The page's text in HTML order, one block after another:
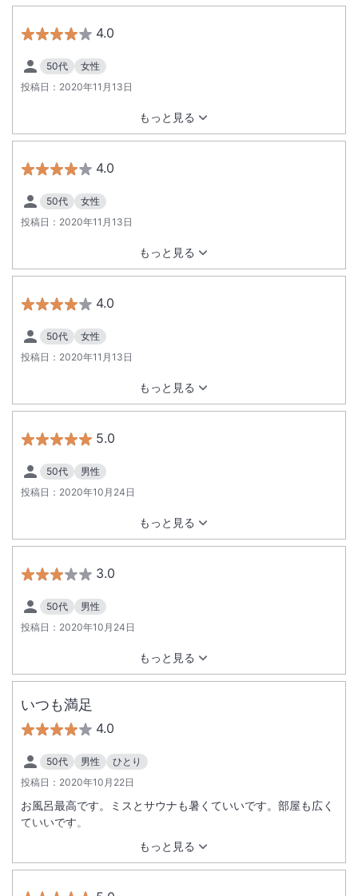
4.0
50代
女性
投稿日： 2020年11月13日
もっと見る
4.0
50代
女性
投稿日： 2020年11月13日
もっと見る
4.0
50代
女性
投稿日： 2020年11月13日
もっと見る
5.0
50代
男性
投稿日： 2020年10月24日
もっと見る
3.0
50代
男性
投稿日： 2020年10月24日
もっと見る
いつも満足
4.0
50代 男性
ひとり
投稿日： 2020年10月22日
もっと見る
お風呂最高です。ミスとサウナも暑くていいです。部屋も広く
ていいです。